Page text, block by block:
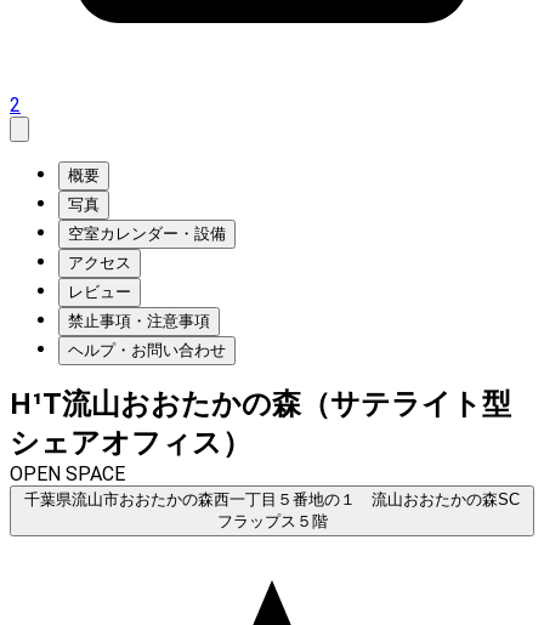
2
概要
写真
空室カレンダー・設備
アクセス
レビュー
禁止事項・注意事項
ヘルプ・お問い合わせ
H¹T流山おおたかの森（サテライト型
シェアオフィス）
OPEN SPACE
千葉県流山市おおたかの森西一丁目５番地の１ 流山おおたかの森SC
フラップス５階